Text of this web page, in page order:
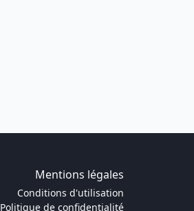
Mentions légales
Conditions d'utilisation
Politique de confidentialité